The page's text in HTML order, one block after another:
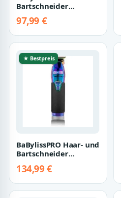
Bartschneider
Double Foil…
97,99 €
★ Bestpreis
BaBylissPRO Haar- und
Bartschneider
Trimmer Chamel…
134,99 €